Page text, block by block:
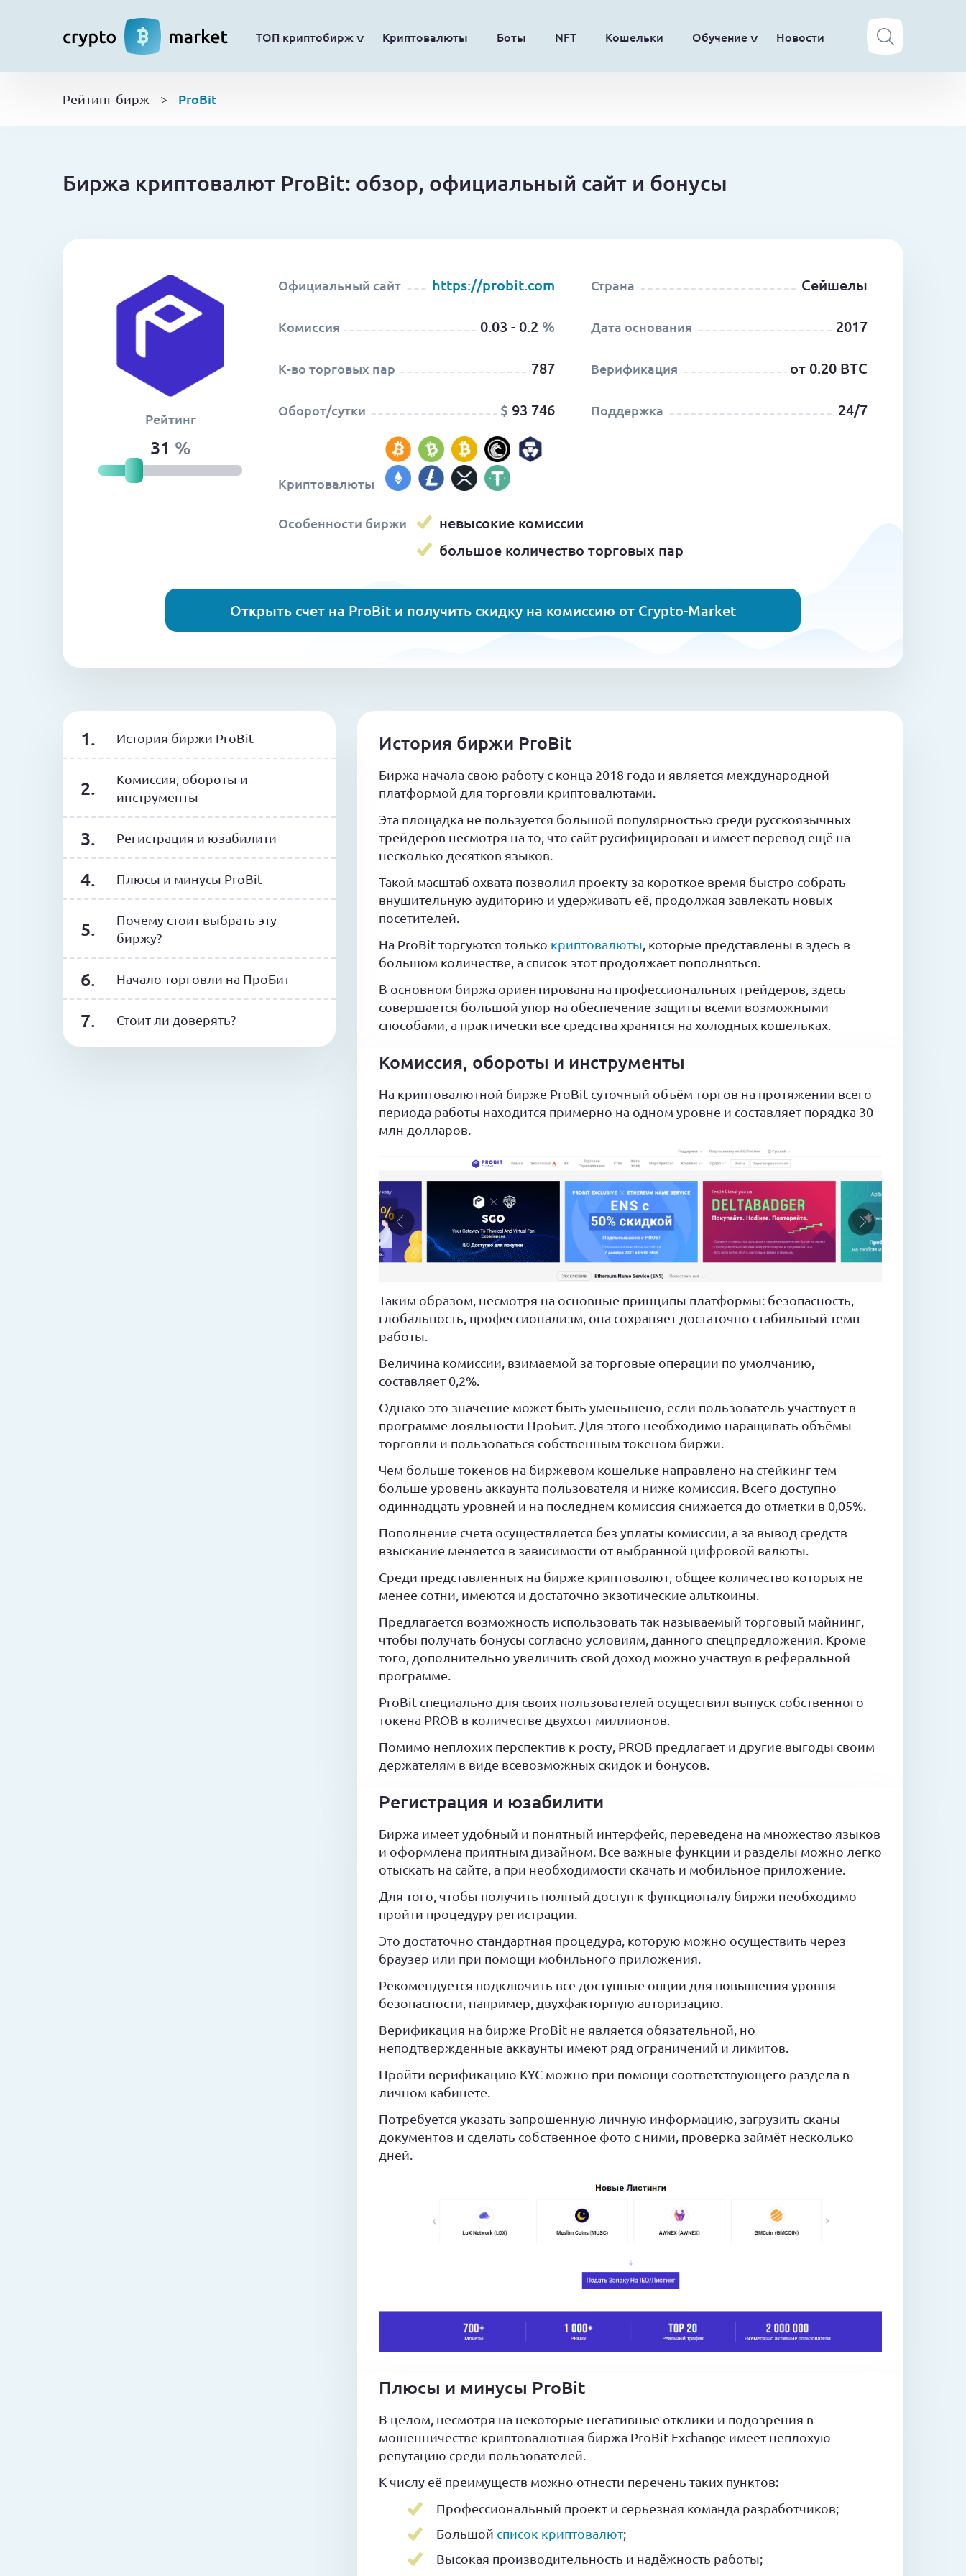
ТОП криптобирж Криптовалюты Боты NFT Кошельки Обучение Новости
Рейтинг бирж > ProBit
Биржа криптовалют ProBit: обзор, официальный сайт и бонусы
Рейтинг
31 %
Официальный сайт https://probit.com
Комиссия 0.03 - 0.2 %
К-во торговых пар 787
Оборот/сутки $ 93 746
Криптовалюты
Страна Сейшелы
Дата основания 2017
Верификация от 0.20 BTC
Поддержка 24/7
Особенности биржи
невысокие комиссии
большое количество торговых пар
Открыть счет на ProBit и получить скидку на комиссию от Crypto-Market
История биржи ProBit
Комиссия, обороты и
инструменты
Регистрация и юзабилити
Плюсы и минусы ProBit
Почему стоит выбрать эту
биржу?
Начало торговли на ПроБит
Стоит ли доверять?
История биржи ProBit
Биржа начала свою работу с конца 2018 года и является международной
платформой для торговли криптовалютами.
Эта площадка не пользуется большой популярностью среди русскоязычных
трейдеров несмотря на то, что сайт русифицирован и имеет перевод ещё на
несколько десятков языков.
Такой масштаб охвата позволил проекту за короткое время быстро собрать
внушительную аудиторию и удерживать её, продолжая завлекать новых
посетителей.
На ProBit торгуются только криптовалюты , которые представлены в здесь в
большом количестве, а список этот продолжает пополняться.
В основном биржа ориентирована на профессиональных трейдеров, здесь
совершается большой упор на обеспечение защиты всеми возможными
способами, а практически все средства хранятся на холодных кошельках.
Комиссия, обороты и инструменты
На криптовалютной бирже ProBit суточный объём торгов на протяжении всего
периода работы находится примерно на одном уровне и составляет порядка 30
млн долларов.
Таким образом, несмотря на основные принципы платформы: безопасность,
глобальность, профессионализм, она сохраняет достаточно стабильный темп
работы.
Величина комиссии, взимаемой за торговые операции по умолчанию,
составляет 0,2%.
Однако это значение может быть уменьшено, если пользователь участвует в
программе лояльности ПроБит. Для этого необходимо наращивать объёмы
торговли и пользоваться собственным токеном биржи.
Чем больше токенов на биржевом кошельке направлено на стейкинг тем
больше уровень аккаунта пользователя и ниже комиссия. Всего доступно
одиннадцать уровней и на последнем комиссия снижается до отметки в 0,05%.
Пополнение счета осуществляется без уплаты комиссии, а за вывод средств
взыскание меняется в зависимости от выбранной цифровой валюты.
Среди представленных на бирже криптовалют, общее количество которых не
менее сотни, имеются и достаточно экзотические альткоины.
Предлагается возможность использовать так называемый торговый майнинг,
чтобы получать бонусы согласно условиям, данного спецпредложения. Кроме
того, дополнительно увеличить свой доход можно участвуя в реферальной
программе.
ProBit специально для своих пользователей осуществил выпуск собственного
токена PROB в количестве двухсот миллионов.
Помимо неплохих перспектив к росту, PROB предлагает и другие выгоды своим
держателям в виде всевозможных скидок и бонусов.
Регистрация и юзабилити
Биржа имеет удобный и понятный интерфейс, переведена на множество языков
и оформлена приятным дизайном. Все важные функции и разделы можно легко
отыскать на сайте, а при необходимости скачать и мобильное приложение.
Для того, чтобы получить полный доступ к функционалу биржи необходимо
пройти процедуру регистрации.
Это достаточно стандартная процедура, которую можно осуществить через
браузер или при помощи мобильного приложения.
Рекомендуется подключить все доступные опции для повышения уровня
безопасности, например, двухфакторную авторизацию.
Верификация на бирже ProBit не является обязательной, но
неподтвержденные аккаунты имеют ряд ограничений и лимитов.
Пройти верификацию KYC можно при помощи соответствующего раздела в
личном кабинете.
Потребуется указать запрошенную личную информацию, загрузить сканы
документов и сделать собственное фото с ними, проверка займёт несколько
дней.
Плюсы и минусы ProBit
В целом, несмотря на некоторые негативные отклики и подозрения в
мошенничестве криптовалютная биржа ProBit Exchange имеет неплохую
репутацию среди пользователей.
К числу её преимуществ можно отнести перечень таких пунктов:
Профессиональный проект и серьезная команда разработчиков;
Большой список криптовалют;
Высокая производительность и надёжность работы;